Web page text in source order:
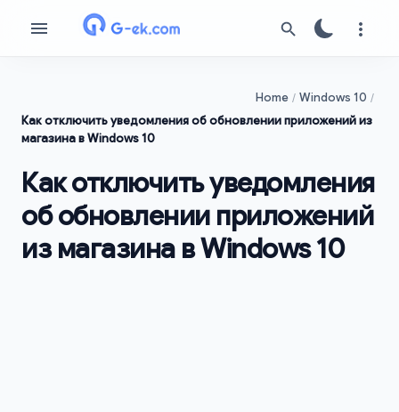
Home
Windows 10
Как отключить уведомления об обновлении приложений из
магазина в Windows 10
Как отключить уведомления
об обновлении приложений
из магазина в Windows 10